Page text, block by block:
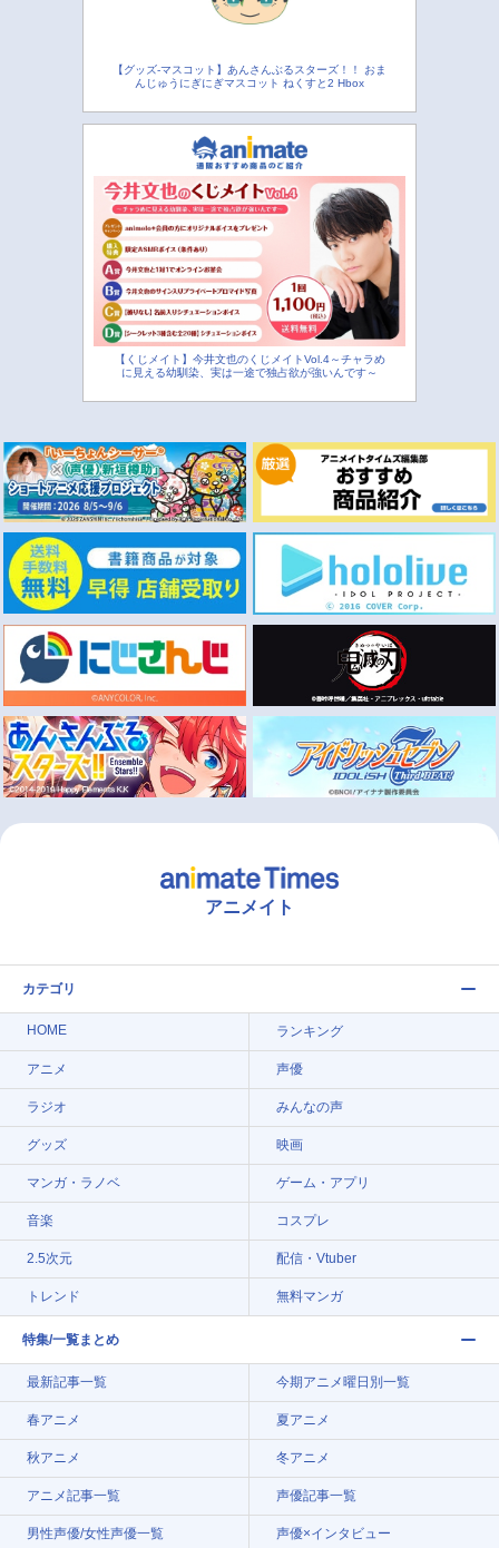
【グッズ-マスコット】あんさんぶるスターズ！！ おま
んじゅうにぎにぎマスコット ねくすと2 Hbox
【くじメイト】今井文也のくじメイトVol.4～チャラめ
に見える幼馴染、実は一途で独占欲が強いんです～
アニメイト
カテゴリ
HOME ランキング
アニメ 声優
ラジオ みんなの声
グッズ 映画
マンガ・ラノベ ゲーム・アプリ
音楽 コスプレ
2.5次元 配信・Vtuber
トレンド 無料マンガ
特集/一覧まとめ
最新記事一覧 今期アニメ曜日別一覧
春アニメ 夏アニメ
秋アニメ 冬アニメ
アニメ記事一覧 声優記事一覧
男性声優/女性声優一覧 声優×インタビュー